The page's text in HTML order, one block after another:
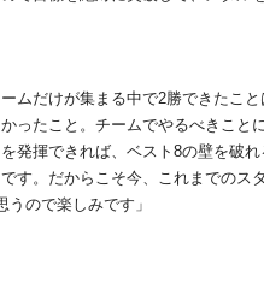
ムだけが集まる中で2勝できたこ
ったこと。チームでやるべきこと
発揮できれば、ベスト8の壁を破
す。だからこそ今、これまでのス
ので楽しみです」